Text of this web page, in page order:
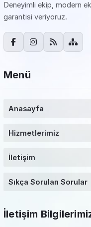
Deneyimli ekip, modern
garantisi veriyoruz.
Menü
Anasayfa
Hizmetlerimiz
İletişim
Sıkça Sorulan Sorular
İletişim